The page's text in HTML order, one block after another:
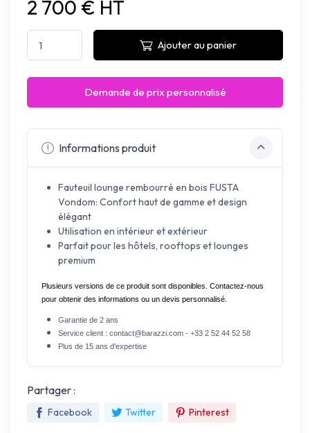
2 700 € HT
Ajouter au panier
Demande de prix personnalisé
Informations produit
Fauteuil lounge rembourré en bois FUSTA
Vondom: Confort haut de gamme et design
élégant
Utilisation en intérieur et extérieur
Parfait pour les hôtels, rooftops et lounges
premium
Plusieurs versions de ce produit sont disponibles. Contactez-nous
pour obtenir des informations ou un devis personnalisé.
Garantie de 2 ans
Service client : contact@barazzi.com - +33 2 52 44 52 58
Plus de 15 ans d'expertise
Partager :
Facebook Twitter Pinterest